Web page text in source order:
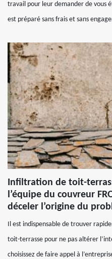
travail pour leur demander de vous
est préparé sans frais et sans
Infiltration de toit-
l’équipe du couvreur
déceler l’origine du
Il est indispensable de trouver
toit-terrasse pour ne pas altérer
choisissez de faire appel à